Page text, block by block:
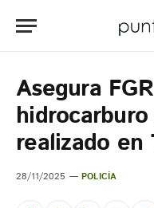
Asegura
realizado en
28/11/2025 POLICÍA